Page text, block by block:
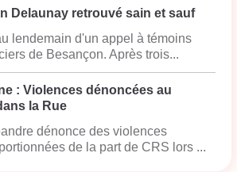
Delaunay retrouvé sain et sauf
lendemain d'un appel à témoins
de Besançon. Après trois...
: Violences dénoncées au
la Rue
dénonce des violences
de la part de CRS lors ...